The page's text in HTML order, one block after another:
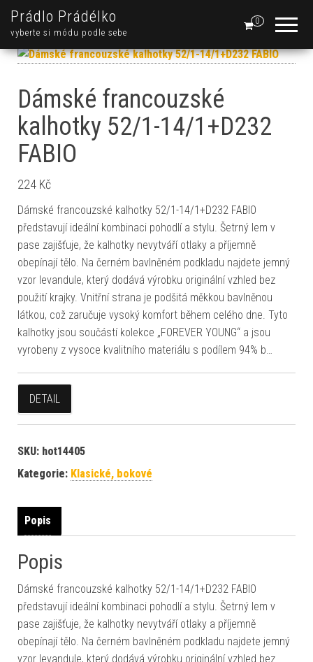
Prádlo Prádélko
vyberte si módu podle sebe
0
Dámské francouzské
kalhotky 52/1-14/1+D232
FABIO
224 Kč
Dámské francouzské kalhotky 52/1-14/1+D232 FABIO
představují ideální kombinaci pohodlí a stylu. Šetrný lem v
pase zajišťuje, že kalhotky nevytváří otlaky a příjemně
obepínají tělo. Na černém bavlněném podkladu najdete jemný
vzor levandule, který dodává výrobku originální vzhled bez
použití krajky. Vnitřní strana je podšitá měkkou bavlněnou
látkou, což zaručuje vysoký komfort během celého dne. Tyto
kalhotky jsou součástí kolekce „FOREVER YOUNG“ a jsou
vyrobeny z vysoce kvalitního materiálu s podílem 94% b…
DETAIL
SKU: hot14405
Kategorie: Klasické, bokové
Popis
Popis
Dámské francouzské kalhotky 52/1-14/1+D232 FABIO
představují ideální kombinaci pohodlí a stylu. Šetrný lem v
pase zajišťuje, že kalhotky nevytváří otlaky a příjemně
obepínají tělo. Na černém bavlněném podkladu najdete jemný
vzor levandule, který dodává výrobku originální vzhled bez